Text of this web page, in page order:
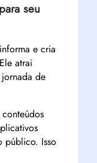
seu
e cria
atrai
jornada de
público. Isso